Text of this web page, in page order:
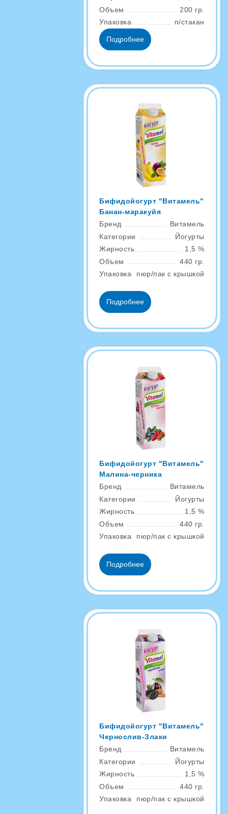
Объем
200 гр.
Упаковка
п/стакан
Подробнее
Бифидойогурт "Витамель"
Банан-маракуйя
Бренд
Витамель
Категории
Йогурты
Жирность
1,5 %
Объем
440 гр.
Упаковка
пюр/пак с крышкой
Подробнее
Бифидойогурт "Витамель"
Малина-черника
Бренд
Витамель
Категории
Йогурты
Жирность
1,5 %
Объем
440 гр.
Упаковка
пюр/пак с крышкой
Подробнее
Бифидойогурт "Витамель"
Чернослив-Злаки
Бренд
Витамель
Категории
Йогурты
Жирность
1,5 %
Объем
440 гр.
Упаковка
пюр/пак с крышкой